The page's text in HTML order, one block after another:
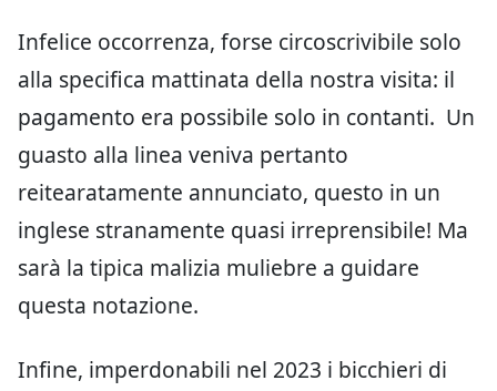
Infelice occorrenza, forse circoscrivibile solo
alla specifica mattinata della nostra visita: il
pagamento era possibile solo in contanti. Un
guasto alla linea veniva pertanto
reitearatamente annunciato, questo in un
inglese stranamente quasi irreprensibile! Ma
sarà la tipica malizia muliebre a guidare
questa notazione.
Infine, imperdonabili nel 2023 i bicchieri di